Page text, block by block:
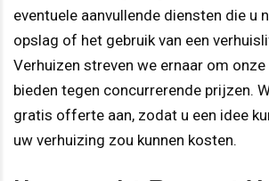
eventuele aanvullende diensten die u
opslag of het gebruik van een
Verhuizen streven we ernaar om
bieden tegen concurrerende prijzen.
gratis offerte aan, zodat u een idee
uw verhuizing zou kunnen kosten.